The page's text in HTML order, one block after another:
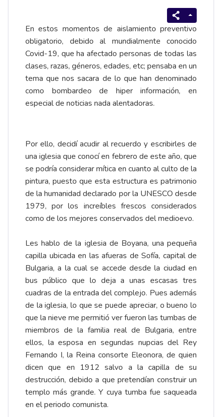
En estos momentos de aislamiento preventivo
obligatorio, debido al mundialmente conocido
Covid-19, que ha afectado personas de todas las
clases, razas, géneros, edades, etc; pensaba en un
tema que nos sacara de lo que han denominado
como bombardeo de hiper información, en
especial de noticias nada alentadoras.
Por ello, decidí acudir al recuerdo y escribirles de
una iglesia que conocí en febrero de este año, que
se podría considerar mítica en cuanto al culto de la
pintura, puesto que esta estructura es patrimonio
de la humanidad declarado por la UNESCO desde
1979, por los increíbles frescos considerados
como de los mejores conservados del medioevo.
Les hablo de la iglesia de Boyana, una pequeña
capilla ubicada en las afueras de Sofía, capital de
Bulgaria, a la cual se accede desde la ciudad en
bus público que lo deja a unas escasas tres
cuadras de la entrada del complejo. Pues además
de la iglesia, lo que se puede apreciar, o bueno lo
que la nieve me permitió ver fueron las tumbas de
miembros de la familia real de Bulgaria, entre
ellos, la esposa en segundas nupcias del Rey
Fernando I, la Reina consorte Eleonora, de quien
dicen que en 1912 salvo a la capilla de su
destrucción, debido a que pretendían construir un
templo más grande. Y cuya tumba fue saqueada
en el periodo comunista.